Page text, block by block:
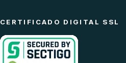
CERTIFICADO DIGITAL SSL